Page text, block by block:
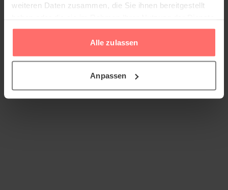
weiteren Daten zusammen, die Sie ihnen bereitgestellt
gesammelt haben.
Alle zulassen
Anpassen